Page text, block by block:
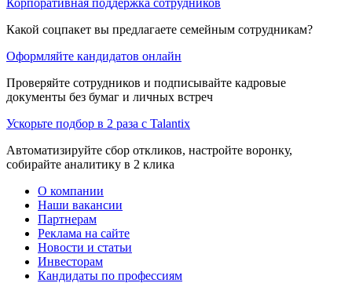
Какой соцпакет вы предлагаете семейным сотрудникам?
Оформляйте кандидатов онлайн
Проверяйте сотрудников и подписывайте кадровые
документы без бумаг и личных встреч
Ускорьте подбор в 2 раза с Talantix
Автоматизируйте сбор откликов, настройте воронку,
собирайте аналитику в 2 клика
О компании
Наши вакансии
Партнерам
Реклама на сайте
Новости и статьи
Инвесторам
Кандидаты по профессиям